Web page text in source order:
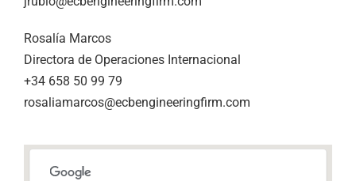
Rosalía Marcos
Directora de Operaciones Internacional
+34 658 50 99 79
rosaliamarcos@ecbengineeringfirm.com